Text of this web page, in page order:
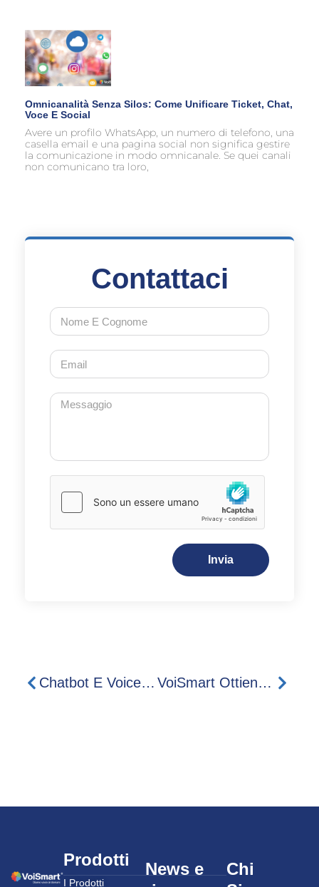
Omnicanalità Senza Silos: Come Unificare Ticket, Chat,
Voce E Social
Avere un profilo WhatsApp, un numero di telefono, una
casella email e una pagina social non significa gestire
la comunicazione in modo omnicanale. Se quei canali
non comunicano tra loro,
Contattaci
Invia
Chatbot E Voicebot AI: Il Futuro Del Servizio Clienti È Già Qui VoiSmart Ottiene Il Badge EcoVadis Committed
Prodotti
I Prodotti
News e
Chi